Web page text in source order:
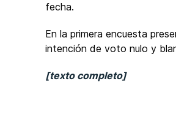
fecha.
En la primera encuesta
intención de voto nulo y
[texto completo]